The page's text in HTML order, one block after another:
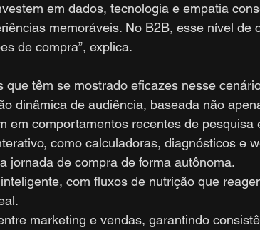
em dados, tecnologia e empatia
memoráveis. No B2B, esse nível de
de compra”, explica.
que têm se mostrado eficazes nesse
dinâmica de audiência, baseada não
em comportamentos recentes de pesquisa
como calculadoras, diagnósticos e
jornada de compra de forma autônoma.
com fluxos de nutrição que
marketing e vendas, garantindo